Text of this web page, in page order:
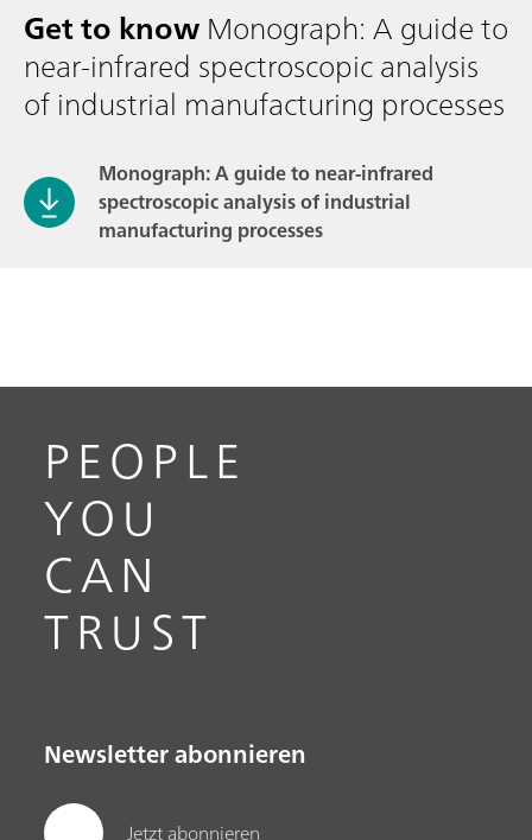
Get to knowMonograph: A guide to
near-infrared spectroscopic analysis
of industrial manufacturing processes
Monograph: A guide to near-infrared
spectroscopic analysis of industrial
manufacturing processes
PEOPLE
YOU
CAN
TRUST
Newsletter abonnieren
Jetzt abonnieren